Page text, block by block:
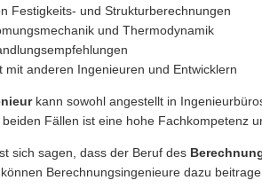
Festigkeits- und Strukturberechnungen
und Thermodynamik
mit anderen Ingenieuren und Entwicklern
kann sowohl angestellt in
Fällen ist eine hohe Fachkompetenz
sich sagen, dass der Beruf des
Berechnungsingenieure dazu